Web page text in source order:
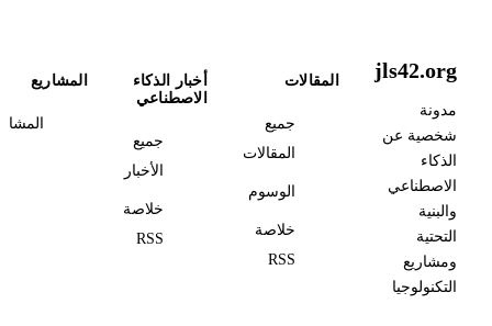
jls42.org
مدونة
شخصية عن
الذكاء
الاصطناعي
والبنية
التحتية
ومشاريع
التكنولوجيا
المقالات
جميع
المقالات
الوسوم
خلاصة
RSS
أخبار الذكاء
الاصطناعي
جميع
الأخبار
خلاصة
RSS
المشاريع